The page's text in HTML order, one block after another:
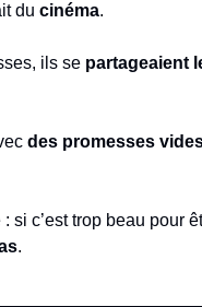
du cinéma.
ils se partageaient
des promesses
: si c’est trop beau pour
.